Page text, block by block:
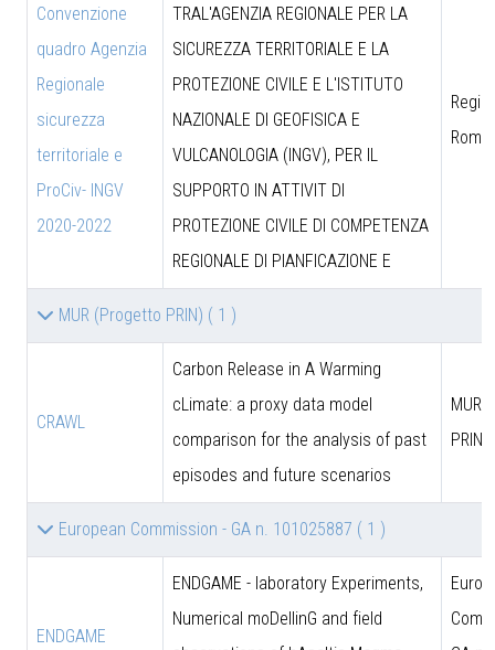
Convenzione
quadro Agenzia
Regionale
sicurezza
territoriale e
ProCiv- INGV
2020-2022
TRAL'AGENZIA REGIONALE PER LA
SICUREZZA TERRITORIALE E LA
PROTEZIONE CIVILE E L'ISTITUTO
NAZIONALE DI GEOFISICA E
VULCANOLOGIA (INGV), PER IL
SUPPORTO IN ATTIVIT DI
PROTEZIONE CIVILE DI COMPETENZA
REGIONALE DI PIANFICAZIONE E
MUR (Progetto PRIN) ( 1 )
CRAWL
Carbon Release in A Warming
cLimate: a proxy data model
comparison for the analysis of past
episodes and future scenarios
MUR
PRIN)
European Commission - GA n. 101025887 ( 1 )
ENDGAME
ENDGAME - laboratory Experiments,
Numerical moDellinG and field